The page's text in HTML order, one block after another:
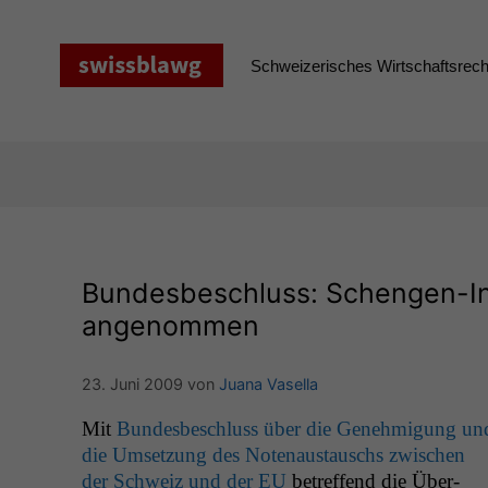
Schweizerisches
Bundesbeschluss: Schengen-
angenommen
23. Juni 2009 von Juana Vasella
Mit Bun­des­beschluss über die Genehmi­gung
die Umset­zung des Note­naus­tauschs zwis­chen
der Schweiz und der EU betr­e­f­fend die Über­